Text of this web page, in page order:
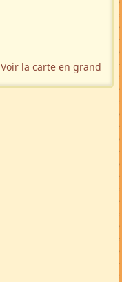
Voir la carte en grand